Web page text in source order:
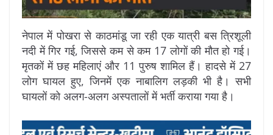
नेपाल में पोखरा से काठमांडू जा रही एक यात्री बस त्रिशूली
नदी में गिर गई, जिससे कम से कम 17 लोगों की मौत हो गई।
मृतकों में छह महिलाएं और 11 पुरुष शामिल हैं। हादसे में 27
लोग घायल हुए, जिनमें एक नाबालिग लड़की भी है। सभी
घायलों को अलग-अलग अस्पतालों में भर्ती कराया गया है।